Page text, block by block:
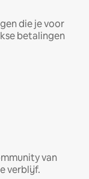
die je voor
betalingen
van
verblijf.